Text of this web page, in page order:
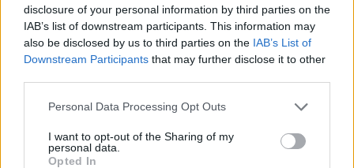
disclosure of your personal information by third parties on the
IAB’s list of downstream participants. This information may
also be disclosed by us to third parties on the IAB’s List of
Downstream Participants that may further disclose it to other
Personal Data Processing Opt Outs
I want to opt-out of the Sharing of my
personal data.
Opted In
Reuters.
A Palestine Action nevű aktivista csoport két tagja
pénteken behatolt a közép-angliai Brize Norton légibázisra
Oxfordshire-ben, ahol vörös festékkel fújták le és
feszítővasakkal rongálták meg két Voyager típusú,
A csoport közleménye szerint bár Nagy-Britannia
nyilvánosan elítéli az izraeli kormányt...